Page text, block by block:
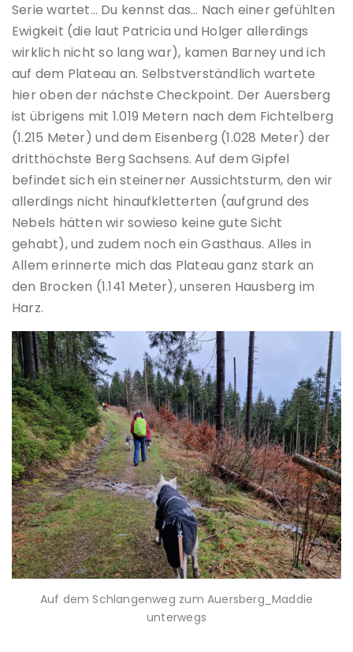
Serie wartet… Du kennst das… Nach einer gefühlten
Ewigkeit (die laut Patricia und Holger allerdings
wirklich nicht so lang war), kamen Barney und ich
auf dem Plateau an. Selbstverständlich wartete
hier oben der nächste Checkpoint. Der Auersberg
ist übrigens mit 1.019 Metern nach dem Fichtelberg
(1.215 Meter) und dem Eisenberg (1.028 Meter) der
dritthöchste Berg Sachsens. Auf dem Gipfel
befindet sich ein steinerner Aussichtsturm, den wir
allerdings nicht hinaufkletterten (aufgrund des
Nebels hätten wir sowieso keine gute Sicht
gehabt), und zudem noch ein Gasthaus. Alles in
Allem erinnerte mich das Plateau ganz stark an
den Brocken (1.141 Meter), unseren Hausberg im
Harz.
Auf dem Schlangenweg zum Auersberg_Maddie
unterwegs